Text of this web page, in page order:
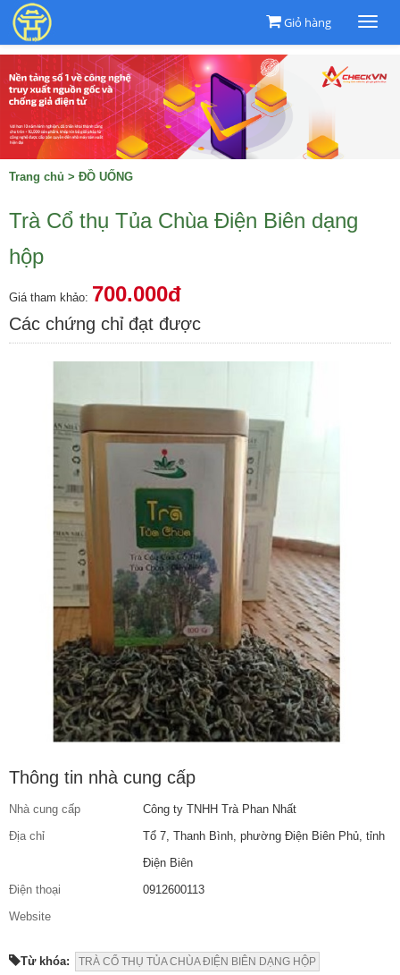
Giỏ hàng
Trang chủ > ĐỒ UỐNG
Trà Cổ thụ Tủa Chùa Điện Biên dạng
hộp
Giá tham khảo: 700.000đ
Các chứng chỉ đạt được
Thông tin nhà cung cấp
Nhà cung cấp
Công ty TNHH Trà Phan Nhất
Địa chỉ
Tổ 7, Thanh Bình, phường Điện Biên Phủ, tỉnh
Điện Biên
Điện thoại
0912600113
Website
Từ khóa: TRÀ CỔ THỤ TỦA CHÙA ĐIỆN BIÊN DẠNG HỘP